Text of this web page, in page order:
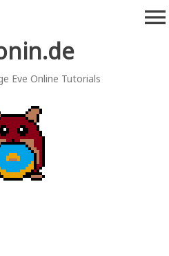
Eve Online Tutorials
menu